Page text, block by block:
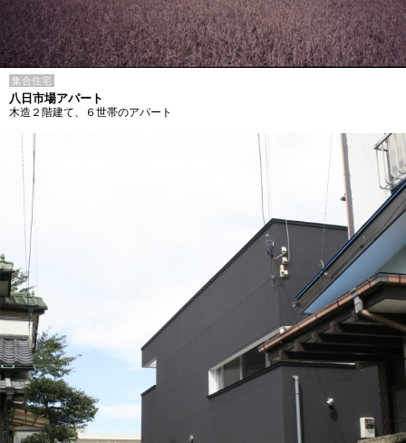
集合住宅
八日市場アパート
木造２階建て、６世帯のアパート